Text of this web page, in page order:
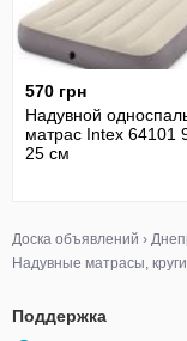
570 грн
Надувной
матрас Intex 64101
25 см
Доска объявлений ›
Надувные матрасы, круги
Поддержка